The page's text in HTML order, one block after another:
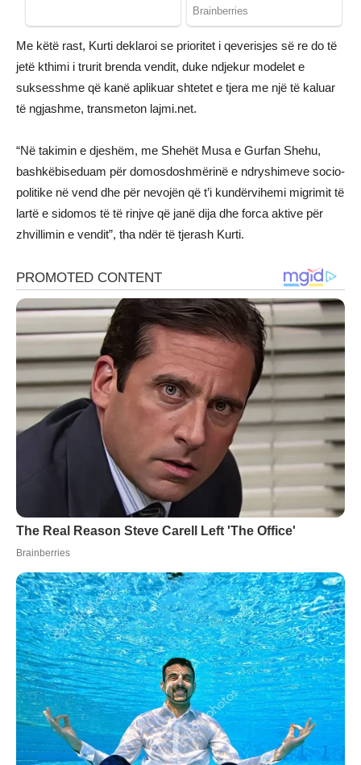
Me këtë rast, Kurti deklaroi se prioritet i qeverisjes së re do të
jetë kthimi i trurit brenda vendit, duke ndjekur modelet e
suksesshme që kanë aplikuar shtetet e tjera me një të kaluar
të ngjashme, transmeton lajmi.net.
“Në takimin e djeshëm, me Shehët Musa e Gurfan Shehu,
bashkëbiseduam për domosdoshmërinë e ndryshimeve socio-
politike në vend dhe për nevojën që t’i kundërvihemi migrimit të
lartë e sidomos të të rinjve që janë dija dhe forca aktive për
zhvillimin e vendit”, tha ndër të tjerash Kurti.